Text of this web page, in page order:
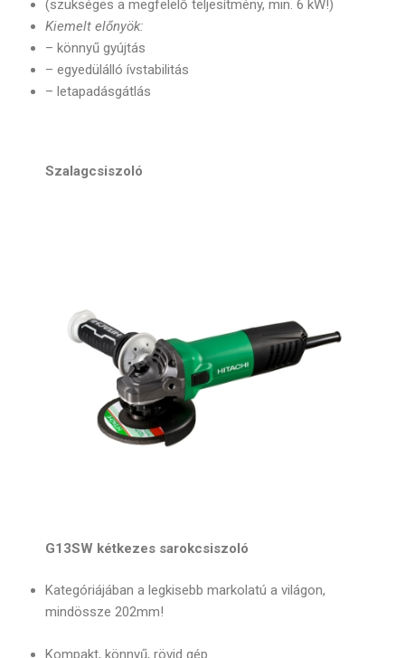
(szükséges a megfelelő teljesítmény, min. 6 kW!)
Kiemelt előnyök:
– könnyű gyújtás
– egyedülálló ívstabilitás
– letapadásgátlás
Szalagcsiszoló
G13SW kétkezes sarokcsiszoló
Kategóriájában a legkisebb markolatú a világon,
mindössze 202mm!
Kompakt, könnyű, rövid gép